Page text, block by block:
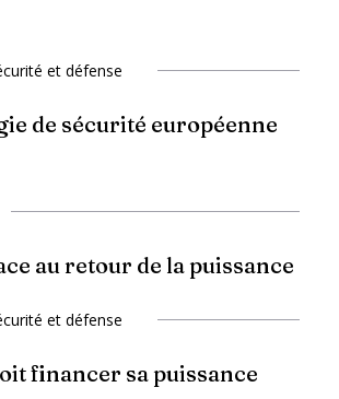
et défense
de sécurité européenne
au retour de la puissance
et défense
financer sa puissance